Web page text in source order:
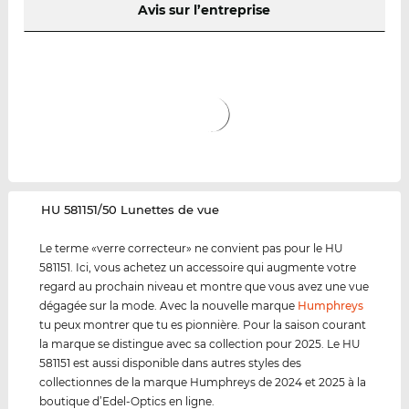
Avis sur l’entreprise
‌HU 581151/50 Lunettes de vue
Le terme «verre correcteur» ne convient pas pour le HU
581151. Ici, vous achetez un accessoire qui augmente votre
regard au prochain niveau et montre que vous avez une vue
dégagée sur la mode. Avec la nouvelle marque Humphreys
tu peux montrer que tu es pionnière. Pour la saison courant
la marque se distingue avec sa collection pour 2025. Le HU
581151 est aussi disponible dans autres styles des
collectionnes de la marque Humphreys de 2024 et 2025 à la
boutique d’Edel-Optics en ligne.